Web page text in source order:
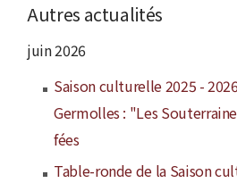
Autres actualités
juin 2026
Saison culturelle 2025 -
Germolles : "Les
fées
Table-ronde de la Saison